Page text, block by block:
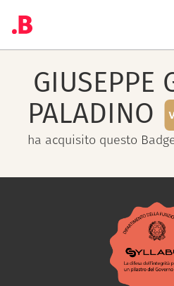
GIUSEPPE
PALADINO
ha acquisito questo